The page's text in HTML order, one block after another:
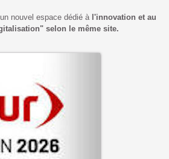
nouvel espace dédié à l'innovation et au
selon le même site.